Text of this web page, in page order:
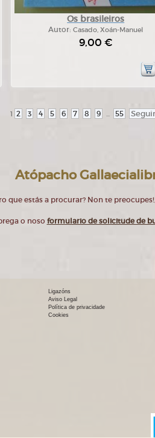
Os brasileiros
Autor:Casado, Xoán-Manuel
9,00 €
1 2 3 4 5 6 7 8 9 ... 55
Atópacho
que estás a procurar? Non te
o noso formulario de solicitude de
Ligazóns
Aviso Legal
Política de privacidade
Cookies